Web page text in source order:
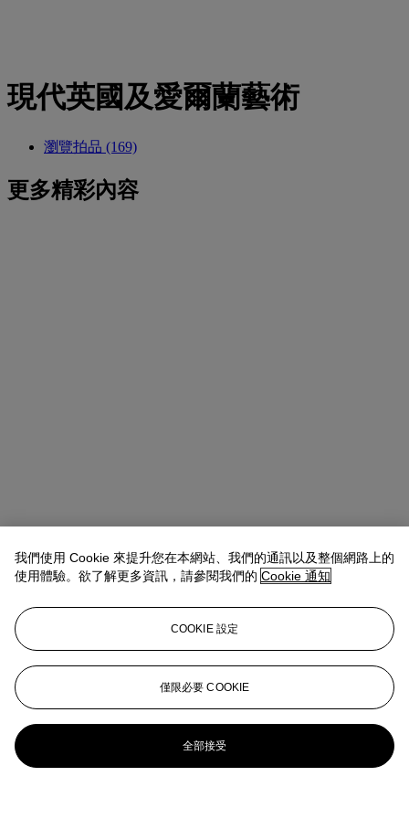
現代英國及愛爾蘭藝術
瀏覽拍品 (169)
更多精彩內容
我們使用 Cookie 來提升您在本網站、我們的通訊以及整個網路上的
使用體驗。欲了解更多資訊，請參閱我們的 Cookie 通知
COOKIE 設定
僅限必要 COOKIE
全部接受